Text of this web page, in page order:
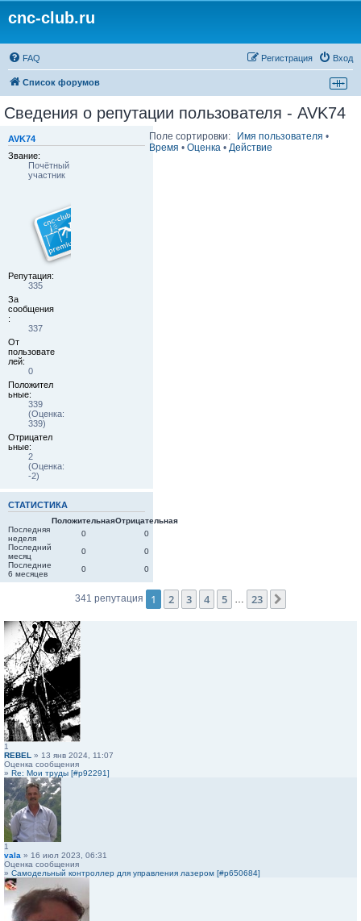
cnc-club.ru
FAQ Вход
Регистрация
Список форумов
Сведения о репутации пользователя - AVK74
AVK74
Звание:
Почётный
участник
Репутация:
335
За
сообщения
:
337
От
пользовате
лей:
0
Положител
ьные:
339
(Оценка:
339)
Отрицател
ьные:
2
(Оценка:
-2)
СТАТИСТИКА
ПоложительнаяОтрицательная
Последняя
неделя
0
0
Последний
месяц
0
0
Последние
6 месяцев
0 0
Поле сортировки: Имя пользователя •
Время • Оценка• Действие
341 репутация 1 2 3 4 5 … 23
1
REBEL » 13 янв 2024, 11:07
Оценка сообщения
» Re: Мои труды [#p92291]
1
vala » 16 июл 2023, 06:31
Оценка сообщения
» Самодельный контроллер для управления лазером [#p650684]